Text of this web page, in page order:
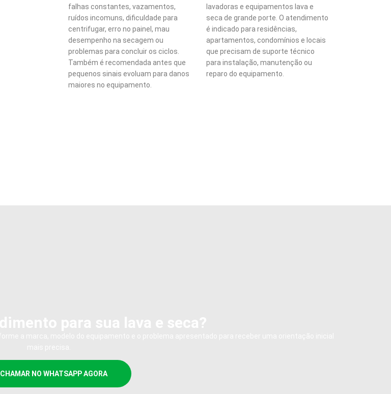
falhas constantes, vazamentos,
ruídos incomuns, dificuldade para
centrifugar, erro no painel, mau
desempenho na secagem ou
problemas para concluir os ciclos.
Também é recomendada antes que
pequenos sinais evoluam para danos
maiores no equipamento.
lavadoras e equipamentos lava e
seca de grande porte. O atendimento
é indicado para residências,
apartamentos, condomínios e locais
que precisam de suporte técnico
para instalação, manutenção ou
reparo do equipamento.
CHAMAR NO WHATSAPP AGORA